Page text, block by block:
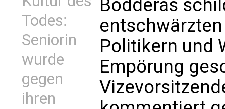
Todes:
Seniorin
wurde
gegen
ihren
Bodderas
Politikern und
Empörung